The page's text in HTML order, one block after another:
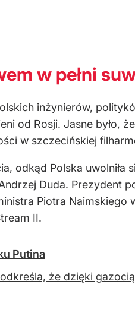
w pełni
inżynierów,
od Rosji. Jasne było,
w szczecińskiej
Polska uwolniła
Duda. Prezydent
Piotra
II.
Putina
że dzięki